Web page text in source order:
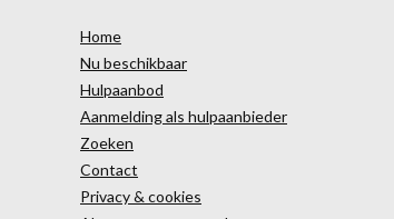
Home
Nu beschikbaar
Hulpaanbod
Aanmelding als hulpaanbieder
Zoeken
Contact
Privacy & cookies